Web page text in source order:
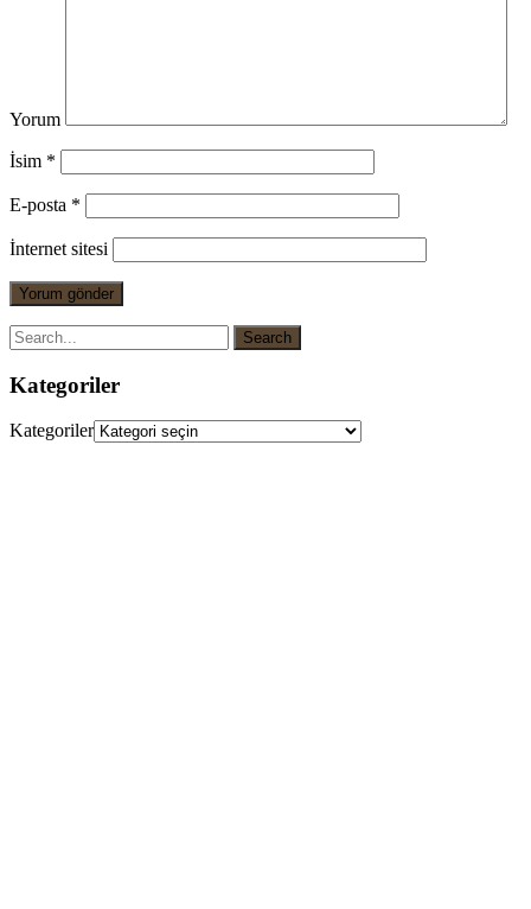
Yorum
İsim *
E-posta *
İnternet sitesi
Kategoriler
Kategoriler